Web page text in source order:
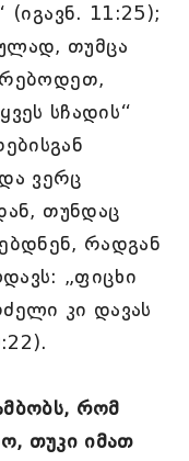
11:25);
თუმცა
სჩადის“
ვერც
თუნდაც
რადგან
„ფიცხი
კი დავას
რომ
თუკი იმათ